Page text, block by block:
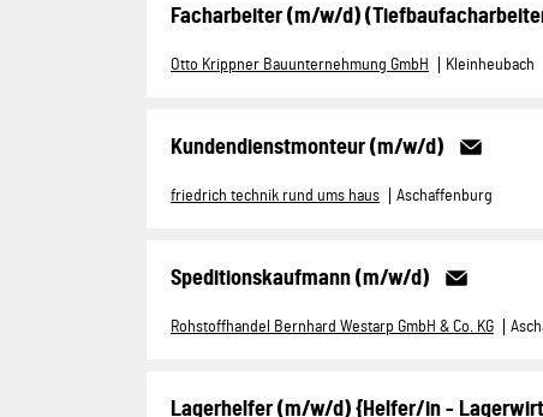
Facharbeiter (m/w/d)
Otto Krippner Bauunternehmung GmbH Kleinheubach
Kundendienstmonteur (m/w/d)
friedrich technik rund ums haus Aschaffenburg
Speditionskaufmann (m/w/d)
Rohstoffhandel Bernhard Westarp GmbH & Co. KG
Lagerhelfer (m/w/d) {Helfer/in -